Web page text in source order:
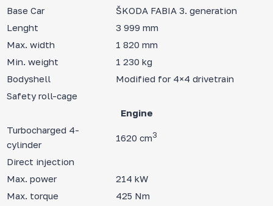
Base Car
ŠKODA FABIA 3. generation
Lenght
3 999 mm
Max. width
1 820 mm
Min. weight
1 230 kg
Bodyshell
Modified for 4×4 drivetrain
Safety roll-cage
Engine
Turbocharged 4-
cylinder
1620 cm3
Direct injection
Max. power
214 kW
Max. torque
425 Nm